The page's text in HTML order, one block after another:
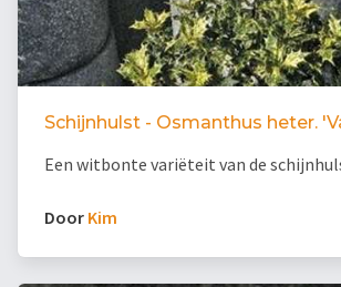
Schijnhulst - Osmanthus heter.
Een witbonte variëteit van de
Door Kim